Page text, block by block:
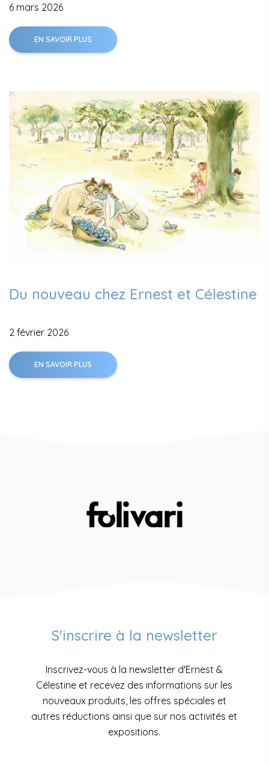
6 mars 2026
EN SAVOIR PLUS
Du nouveau chez Ernest et Célestine
2 février 2026
EN SAVOIR PLUS
S'inscrire à la newsletter
Inscrivez-vous à la newsletter d'Ernest &
Célestine et recevez des informations sur les
nouveaux produits, les offres spéciales et
autres réductions ainsi que sur nos activités et
expositions.